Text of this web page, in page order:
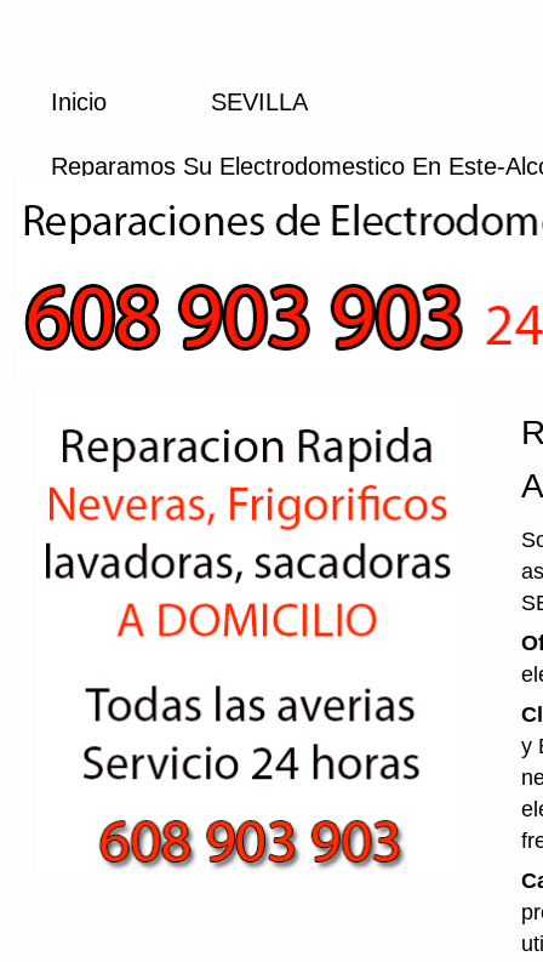
Inicio SEVILLA
Reparamos Su Electrodomestico En Este-
y